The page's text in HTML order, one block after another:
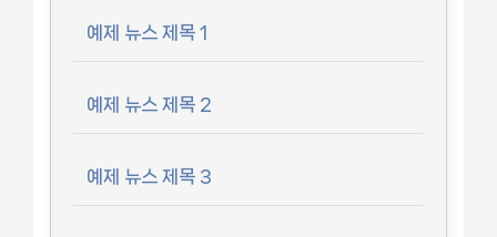
예제 뉴스 제목 1
예제 뉴스 제목 2
예제 뉴스 제목 3